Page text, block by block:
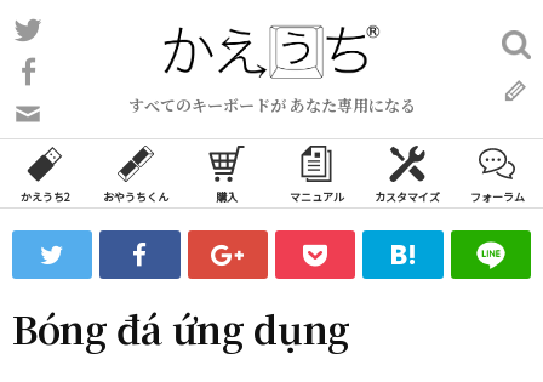
コ
ン
ン
ツ
ス
ッ
プ
すべてのキーボードが あなた専用になる
い
合
わ
フ
ォ
ー
ム
検
索:
かえうち2 おやうちくん 購入 マニュアル カスタマイズ フォーラム
Bóng đá ứng dụng